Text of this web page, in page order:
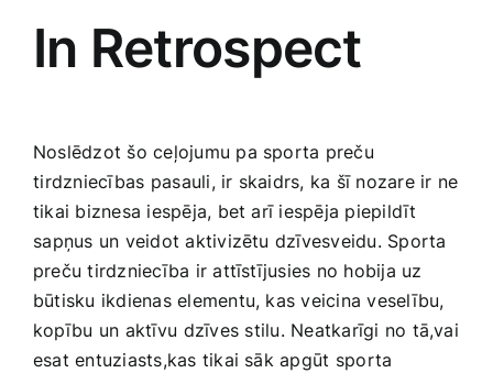
In Retrospect
Noslēdzot šo ceļojumu pa sporta preču
⁢tirdzniecības⁢ pasauli, ir skaidrs, ka šī nozare ⁤ir⁣ ne
tikai biznesa iespēja, bet arī ​iespēja piepildīt
⁤sapņus un veidot aktivizētu dzīvesveidu. Sporta
preču tirdzniecība ir attīstījusies no hobija uz
būtisku ikdienas elementu, kas veicina veselību,
kopību un⁣ aktīvu⁢ dzīves ⁣stilu. Neatkarīgi no tā,vai
esat entuziasts,kas tikai sāk apgūt ⁢sporta